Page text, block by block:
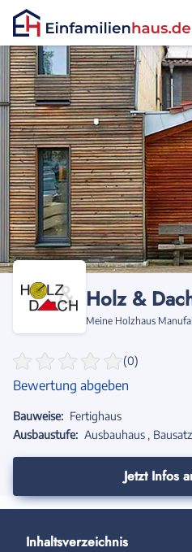
Anmelden
Holz &
Meine Holzhaus
(0)
Bewertung abgeben
Bauweise: Fertighaus
Ausbaustufe: Ausbauhaus
Jetzt Infos
Inhaltsverzeichnis